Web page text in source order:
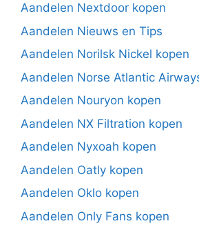
Aandelen Nextdoor kopen
Aandelen Nieuws en Tips
Aandelen Norilsk Nickel kopen
Aandelen Norse Atlantic
Aandelen Nouryon kopen
Aandelen NX Filtration kopen
Aandelen Nyxoah kopen
Aandelen Oatly kopen
Aandelen Oklo kopen
Aandelen Only Fans kopen